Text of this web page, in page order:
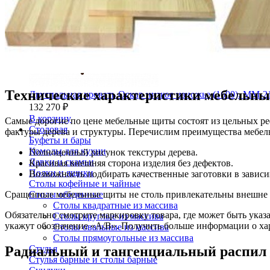
Двуспальная кровать Оскар низкое изножье (1600). ММ-
132 270 ₽
В корзину
Столовая
Буфеты и бары
Комоды для кухни
Лавки и скамьи
Полки и ящики
Столы кофейные и чайные
Столы обеденные
Столы квадратные из массива
Столы круглые из массива
Столы овальные из массива
Столы прямоугольные из массива
Стулья
Стулья барные и столы барные
Технические характеристики
Самые дорогие по цене мебельные щиты состоят из цельных
фактуры дерева и структуры. Перечислим преимущества
Полноценный рисунок текстуры дерева.
Красивая внешняя сторона изделия без дефектов.
Возможность подбирать качественные заготовки в
Сращенные мебельные щиты не столь привлекательны
Обязательно смотрите маркировку товара, где может быть
укажут обозначение «А/В». Получить больше информации о
Радиальный и тангенциальный